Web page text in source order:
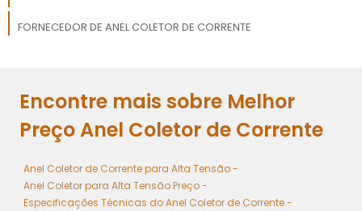
FORNECEDOR DE ANEL COLETOR DE CORRENTE
COMPARAR ANEL COLETOR DE CORRENTE
Encontre mais sobre Melhor
Preço Anel Coletor de Corrente
Anel Coletor de Corrente para Alta Tensão -
Anel Coletor para Alta Tensão Preço -
Especificações Técnicas do Anel Coletor de Corrente -